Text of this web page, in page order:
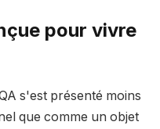
pour vivre
s'est présenté moins
que comme un objet